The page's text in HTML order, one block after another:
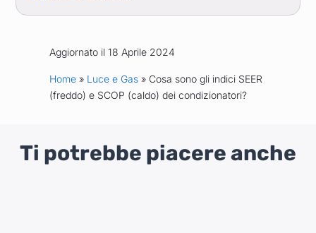
Aggiornato il 18 Aprile 2024
Home» Luce e Gas» Cosa sono gli indici SEER
(freddo) e SCOP (caldo) dei condizionatori?
Ti potrebbe piacere anche